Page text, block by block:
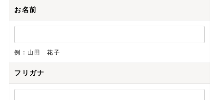
お名前
例：山田 花子
フリガナ